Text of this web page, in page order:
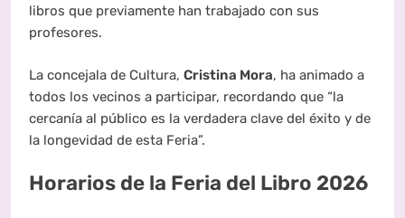
libros que previamente han trabajado con sus
profesores.
La concejala de Cultura, Cristina Mora, ha animado a
todos los vecinos a participar, recordando que “la
cercanía al público es la verdadera clave del éxito y de
la longevidad de esta Feria”.
Horarios de la Feria del Libro 2026